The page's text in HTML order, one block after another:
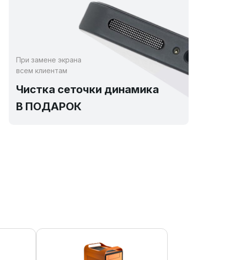
При замене экрана
всем клиентам
Чистка сеточки динамика
В ПОДАРОК